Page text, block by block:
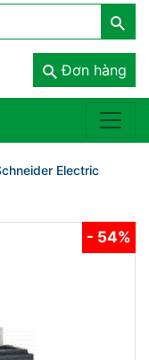
Đơn hàng
Electric
- 54%